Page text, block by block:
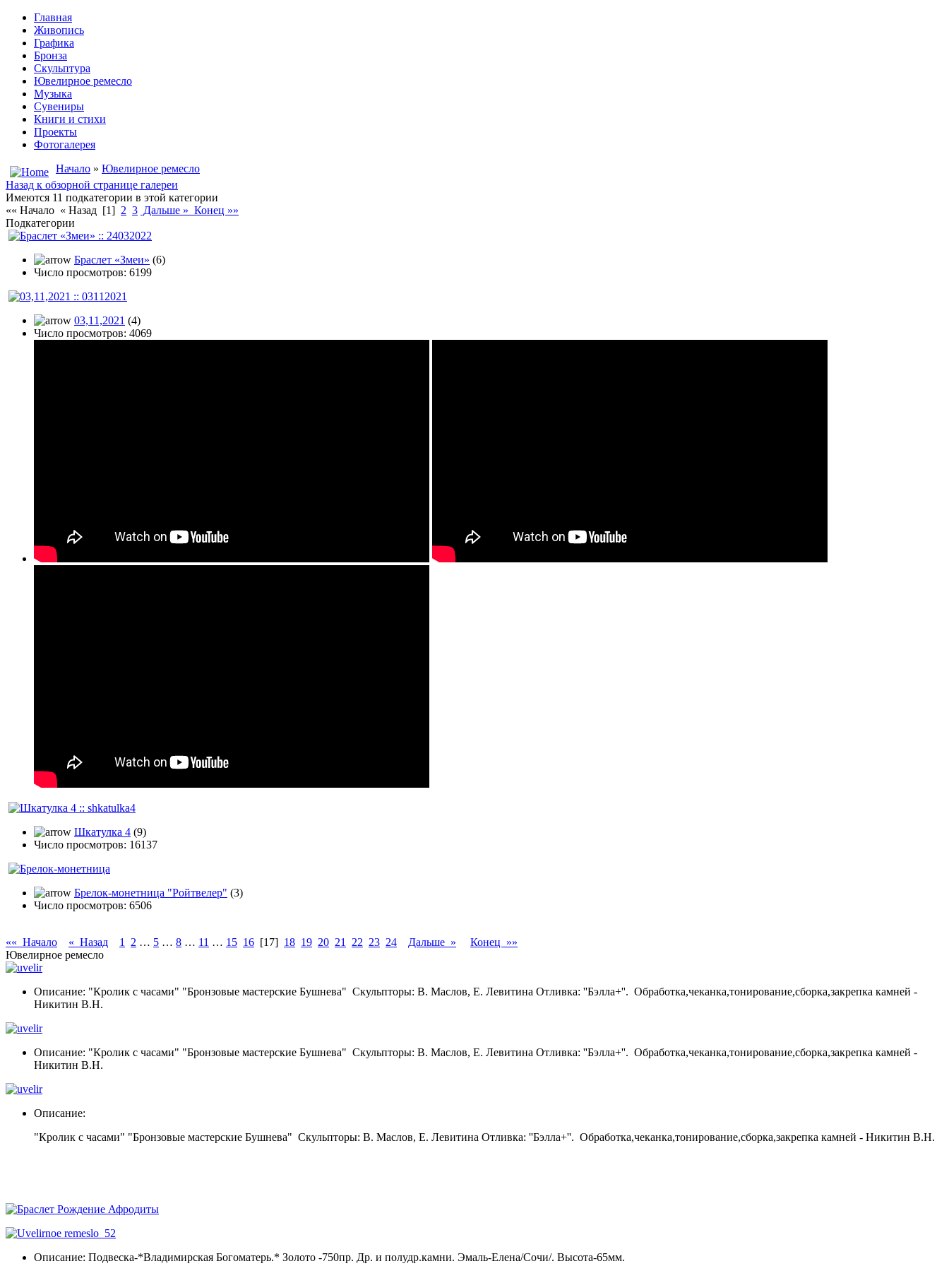
Главная
Живопись
Графика
Бронза
Скульптура
Ювелирное ремесло
Музыка
Сувениры
Книги и стихи
Проекты
Фотогалерея
Начало » Ювелирное ремесло
Назад к обзорной странице галереи
Имеются 11 подкатегории в этой категории
«« Начало « Назад [1] 2 3 Дальше » Конец »»
Подкатегории
Браслет «Змеи» (6)
Число просмотров: 6199
03,11,2021 (4)
Число просмотров: 4069
Шкатулка 4 (9)
Число просмотров: 16137
Брелок-монетница "Ройтвелер" (3)
Число просмотров: 6506
«« Начало « Назад 1 2 … 5 … 8 … 11 … 15 16 [17] 18 19 20 21 22 23 24 Дальше »
Конец »»
Ювелирное ремесло
Описание: "Кролик с часами" "Бронзовые мастерские Бушнева" Скульпторы: В. Маслов, Е. Левитина Отливка: ''Бэлла+''. Обработка,чеканка,тонирование,сборка,закрепка камней -
Никитин В.Н.
Описание: "Кролик с часами" "Бронзовые мастерские Бушнева" Скульпторы: В. Маслов, Е. Левитина Отливка: ''Бэлла+''. Обработка,чеканка,тонирование,сборка,закрепка камней -
Никитин В.Н.
Описание:
"Кролик с часами" "Бронзовые мастерские Бушнева" Скульпторы: В. Маслов, Е. Левитина Отливка: ''Бэлла+''. Обработка,чеканка,тонирование,сборка,закрепка камней - Никитин В.Н.
Описание: Подвеска-*Владимирская Богоматерь.* Золото -750пр. Др. и полудр.камни. Эмаль-Елена/Сочи/. Высота-65мм.